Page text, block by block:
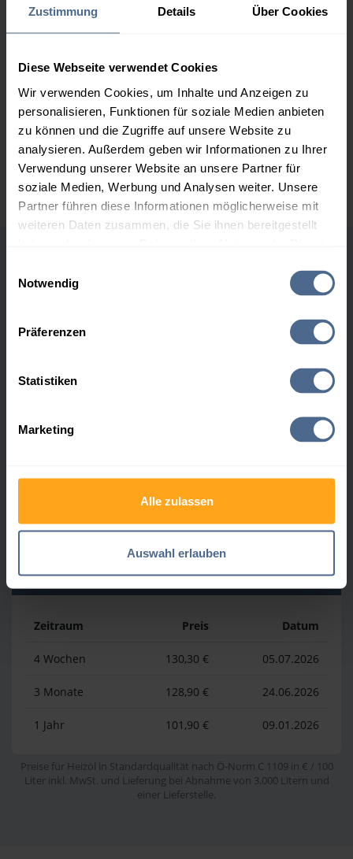
Zustimmung Details Über Cookies
Diese Webseite verwendet Cookies
Wir verwenden Cookies, um Inhalte und Anzeigen zu
personalisieren, Funktionen für soziale Medien anbieten
zu können und die Zugriffe auf unsere Website zu
analysieren. Außerdem geben wir Informationen zu Ihrer
Verwendung unserer Website an unsere Partner für
soziale Medien, Werbung und Analysen weiter. Unsere
Partner führen diese Informationen möglicherweise mit
weiteren Daten zusammen, die Sie ihnen bereitgestellt
Notwendig
Präferenzen
Statistiken
Marketing
Alle zulassen
Auswahl erlauben
2.000 Liter 0,00 €
3.000 Liter
153,40 €
5.000 Liter
152,41 €
152,41 €
0,00 €
Preise für Heizöl in Standardqualität nach Ö-Norm C 1109 in € / 100
Liter inkl. MwSt. und Lieferung bei einer Lieferstelle.
Höchst- und Tiefststände der
Heizölpreise in Weitra
4 Wochen 30.07.2026
186,39 €
Heizölpreis-Tiefstwerte
Zeitraum Preis Datum
4 Wochen 130,30 € 05.07.2026
3 Monate 128,90 € 24.06.2026
1 Jahr 101,90 € 09.01.2026
Preise für Heizöl in Standardqualität nach Ö-Norm C 1109 in € / 100
Liter inkl. MwSt. und Lieferung bei Abnahme von 3.000 Litern und
einer Lieferstelle.